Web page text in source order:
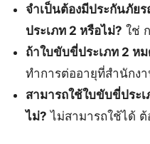
จำเป็นต้องมีประกันภัย
ประเภท 2 หรือไม่? ใช่
ถ้าใบขับขี่ประเภท 2 ห
ทำการต่ออายุที่สำนักง
สามารถใช้ใบขับขี่ประ
ไม่? ไม่สามารถใช้ได้